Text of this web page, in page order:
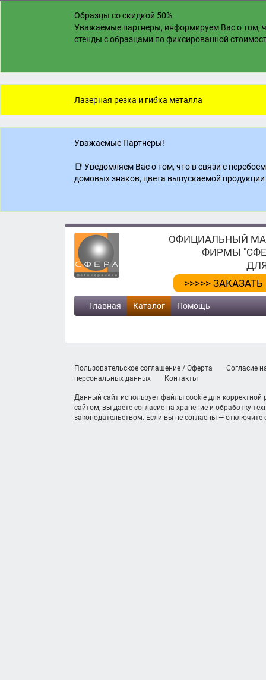
Образцы со скидкой 50%
Уважаемые партнеры, информируем Вас о том,
стенды с образцами по фиксированной
Лазерная резка и гибка металла
Уважаемые Партнеры!
📑 Уведомляем Вас о том, что в связи с
домовых знаков, цвета выпускаемой
ОФИЦИАЛЬНЫЙ
ФИРМЫ
>>>>>
Главная Каталог Помощь
Пользовательское соглашение / Оферта
Согласие
персональных данных
Контакты
Данный сайт использует файлы cookie для
сайтом, вы даёте согласие на хранение и обработку
законодательством. Если вы не согласны — отключите